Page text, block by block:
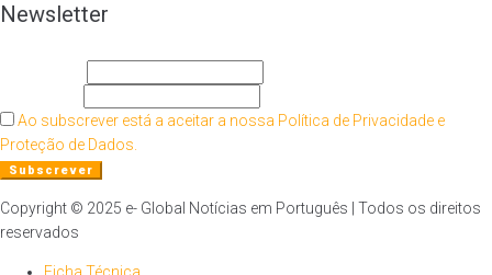
Newsletter
Ao subscrever está a aceitar a nossa Política de Privacidade e
Proteção de Dados.
Copyright © 2025 e- Global Notícias em Português | Todos os direitos
reservados